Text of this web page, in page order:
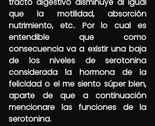
que la motilidad, absorción
nutrimiento, etc.. Por lo cual es
entendible que como
consecuencia va a existir una baja
de los niveles de serotonina
considerada la hormona de la
felicidad o el me siento súper bien,
aparte de que a continuación
mencionare las funciones de la
serotonina.